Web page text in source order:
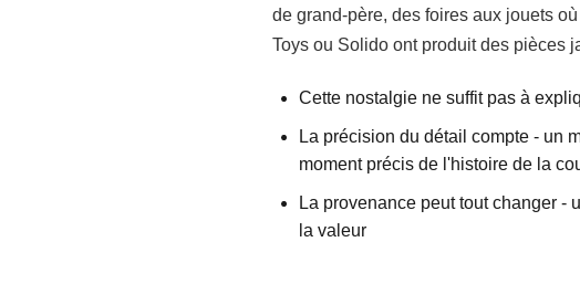
de grand-père, des foires aux jouets
Toys ou Solido ont produit des pièces
Cette nostalgie ne suffit pas à
La précision du détail compte - un
moment précis de l'histoire de la
La provenance peut tout changer -
la valeur